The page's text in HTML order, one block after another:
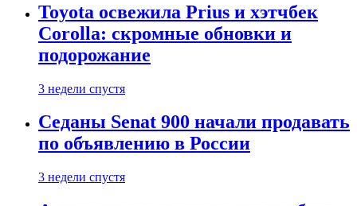
Toyota освежила Prius и хэтчбек
Corolla: скромные обновки и
подорожание
3 недели спустя
Седаны Senat 900 начали продавать
по объявлению в России
3 недели спустя